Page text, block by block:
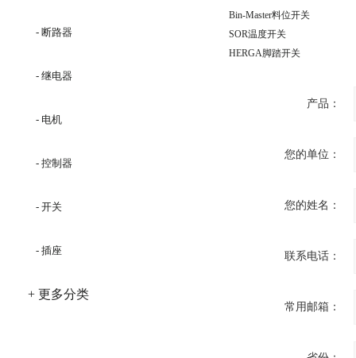
- 断路器
- 继电器
- 电机
- 控制器
- 开关
- 插座
+ 更多分类
Bin-Master料位开关
SOR温度开关
HERGA脚踏开关
产品：
您的单位：
您的姓名：
联系电话：
常用邮箱：